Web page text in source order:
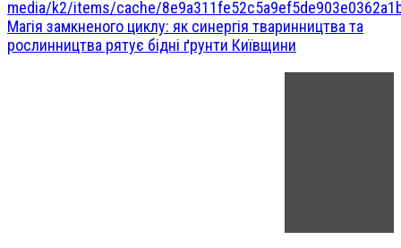
Магія замкненого циклу: як синергія тваринництва та
рослинництва рятує бідні ґрунти Київщини